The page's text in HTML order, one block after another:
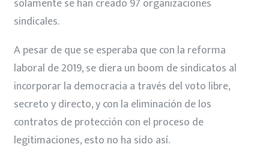
sindicales.
A pesar de que se esperaba que con la reforma
laboral de 2019, se diera un boom de sindicatos al
incorporar la democracia a través del voto libre,
secreto y directo, y con la eliminación de los
contratos de protección con el proceso de
legitimaciones, esto no ha sido así.